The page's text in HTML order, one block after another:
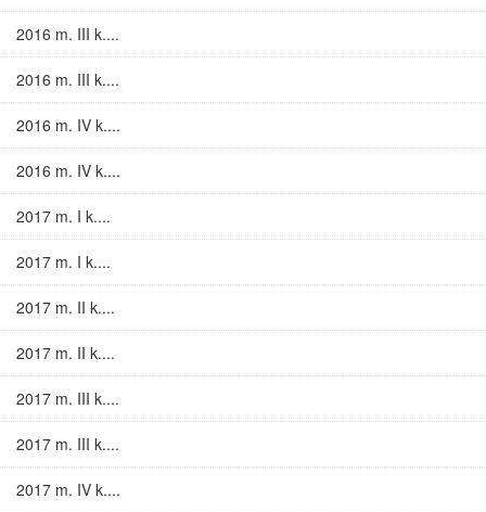
2016 m. III k....
2016 m. III k....
2016 m. IV k....
2016 m. IV k....
2017 m. I k....
2017 m. I k....
2017 m. II k....
2017 m. II k....
2017 m. III k....
2017 m. III k....
2017 m. IV k....